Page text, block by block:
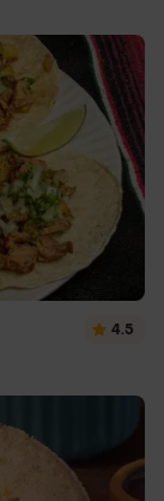
4.5